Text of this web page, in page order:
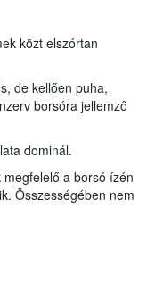
közt elszórtan
de kellően puha,
borsóra jellemző
dominál.
a borsó ízén
Összességében nem